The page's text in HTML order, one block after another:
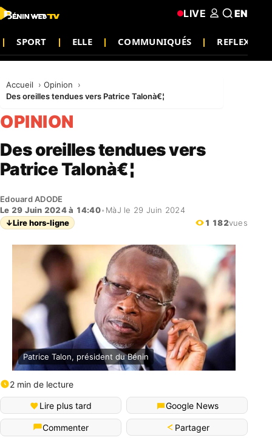
SPORT ELLE COMMUNIQUÉS REFLEXION
LIVE EN
Accueil
Opinion
Des oreilles tendues vers Patrice Talonà€¦
OPINION
Des oreilles tendues vers
Patrice Talonà€¦
Edouard ADODE
Le 29 Juin 2024 à 14:40• MàJ le 29 Juin 2024
↓Lire hors-ligne 1 182vues
Patrice Talon, président du Bénin
2 min de lecture
Lire plus tard Google News
Commenter Partager